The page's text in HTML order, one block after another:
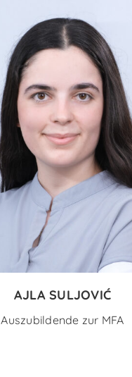
AJLA SULJOVIĆ
Auszubildende zur MFA